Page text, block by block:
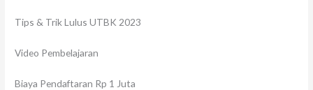
Tips & Trik Lulus UTBK 2023
Video Pembelajaran
Biaya Pendaftaran Rp 1 Juta